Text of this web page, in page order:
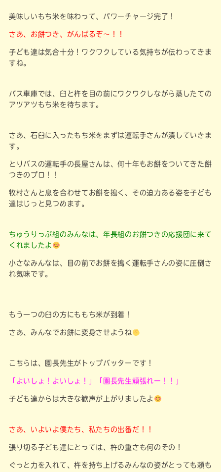
美味しいもち米を味わって、パワーチャージ完了！
さあ、お餅つき、がんばるぞ～！！
子ども達は気合十分！ワクワクしている気持ちが伝わってきま
すね。
バス車庫では、臼と杵を目の前にワクワクしながら蒸したての
アツアツもち米を待ちます。
さあ、石臼に入ったもち米をまずは運転手さんが潰していきま
す。
とりバスの運転手の長屋さんは、何十年もお餅をついてきた餅
つきのプロ！！
牧村さんと息を合わせてお餅を搗く、その迫力ある姿を子ども
達はじっと見つめます。
ちゅうりっぷ組のみんなは、年長組のお餅つきの応援団に来て
くれましたよ
小さなみんなは、目の前でお餅を搗く運転手さんの姿に圧倒さ
れ気味です。
もう一つの臼の方にももち米が到着！
さあ、みんなでお餅に変身させようね
こちらは、園長先生がトップバッターです！
「よいしょ！よいしょ！」「園長先生頑張れー！！」
子ども達からは大きな歓声が上がりましたよ
さあ、いよいよ僕たち、私たちの出番だ！！
張り切る子ども達にとっては、杵の重さも何のその！
ぐっと力を入れて、杵を持ち上げるみんなの姿がとっても頼も